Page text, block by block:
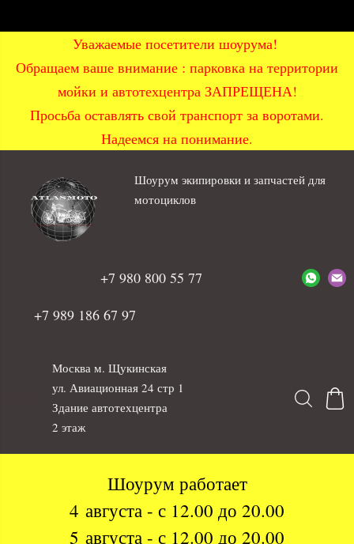
Уважаемые посетители шоурума!
Обращаем ваше внимание : парковка на территории
мойки и автотехцентра ЗАПРЕЩЕНА!
Просьба оставлять свой транспорт за воротами.
Надеемся на понимание.
Шоурум экипировки и запчастей для
мотоциклов
+7 980 800 55 77
+7 989 186 67 97
Москва м. Щукинская
ул. Авиационная 24 стр 1
Здание автотехцентра
2 этаж
Шоурум работает
4 августа - с 12.00 до 20.00
5 августа - с 12.00 до 20.00